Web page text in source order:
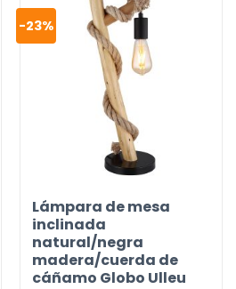
-23%
Lámpara de mesa
inclinada
natural/negra
madera/cuerda de
cáñamo Globo Ulleu